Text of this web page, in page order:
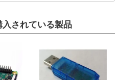
入されている製品